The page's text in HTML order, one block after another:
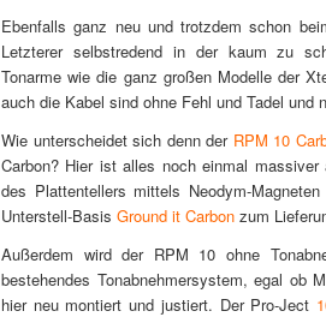
Ebenfalls ganz neu und trotzdem schon
Letzterer selbstredend in der kaum zu
Tonarme wie die ganz großen Modelle der
auch die Kabel sind ohne Fehl und Tadel und
Wie unterscheidet sich denn der RPM 10
Carbon? Hier ist alles noch einmal
des Plattentellers mittels Neodym-
Unterstell-Basis Ground it Carbon zum
Außerdem wird der RPM 10 ohne
bestehendes Tonabnehmersystem, egal ob
hier neu montiert und justiert. Der Pro-Ject